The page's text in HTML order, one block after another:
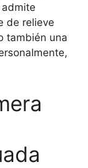
admite
de relieve
también una